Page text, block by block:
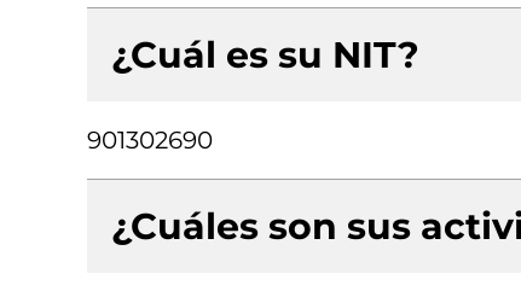
¿Cuál es su NIT?
901302690
¿Cuáles son sus